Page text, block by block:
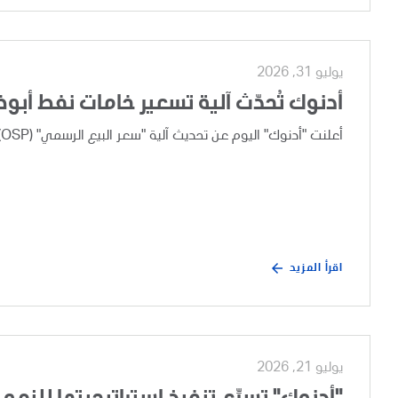
يوليو 31, 2026
أدنوك تُحدّث آلية تسعير خامات نفط
أعلنت "أدنوك" اليوم عن تحديث آلية "سعر البيع الرسمي" (OSP) لخامات نفط أبوظبي، وذلك بعد إجراء مراجعة تجارية دورية.
اقرأ المزيد
يوليو 21, 2026